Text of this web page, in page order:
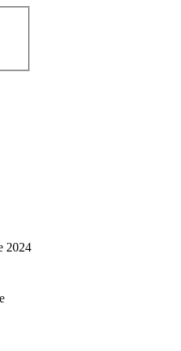
2024